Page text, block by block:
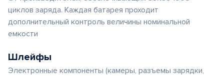
циклов заряда. Каждая батарея проходит
дополнительный контроль величины номинальной
емкости
Шлейфы
Электронные компоненты (камеры, разъемы зарядки,